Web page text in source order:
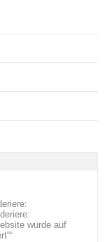
wurde auf